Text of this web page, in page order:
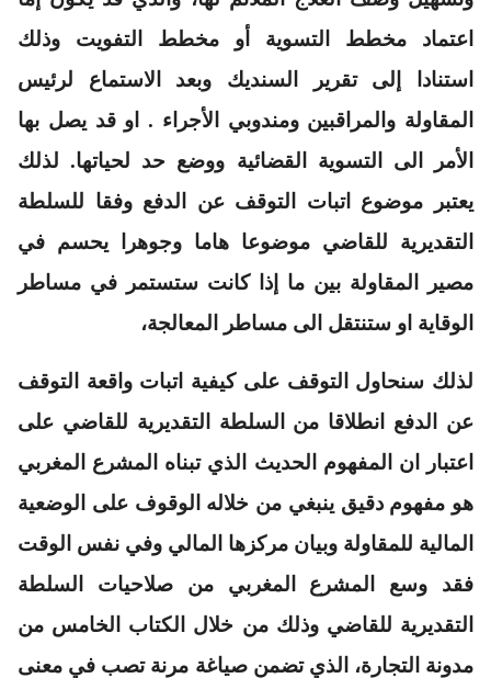
اعتماد مخطط التسوية أو مخطط التفويت وذلك
استنادا إلى تقرير السنديك وبعد الاستماع لرئيس
المقاولة والمراقبين ومندوبي الأجراء . او قد يصل بها
الأمر الى التسوية القضائية ووضع حد لحياتها. لذلك
يعتبر موضوع اتبات التوقف عن الدفع وفقا للسلطة
التقديرية للقاضي موضوعا هاما وجوهرا يحسم في
مصير المقاولة بين ما إذا كانت ستستمر في مساطر
الوقاية او ستنتقل الى مساطر المعالجة،
لذلك سنحاول التوقف على كيفية اتبات واقعة التوقف
عن الدفع انطلاقا من السلطة التقديرية للقاضي على
اعتبار ان المفهوم الحديث الذي تبناه المشرع المغربي
هو مفهوم دقيق ينبغي من خلاله الوقوف على الوضعية
المالية للمقاولة وبيان مركزها المالي وفي نفس الوقت
فقد وسع المشرع المغربي من صلاحيات السلطة
التقديرية للقاضي وذلك من خلال الكتاب الخامس من
مدونة التجارة، الذي تضمن صياغة مرنة تصب في معنى